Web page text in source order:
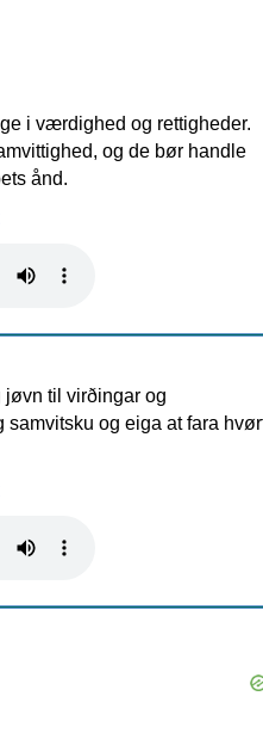
i værdighed og rettigheder.
og de bør handle
ånd.
til virðingar og
og eiga at fara